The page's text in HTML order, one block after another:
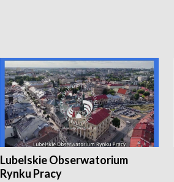
Lubelskie Obserwatorium
Rynku Pracy